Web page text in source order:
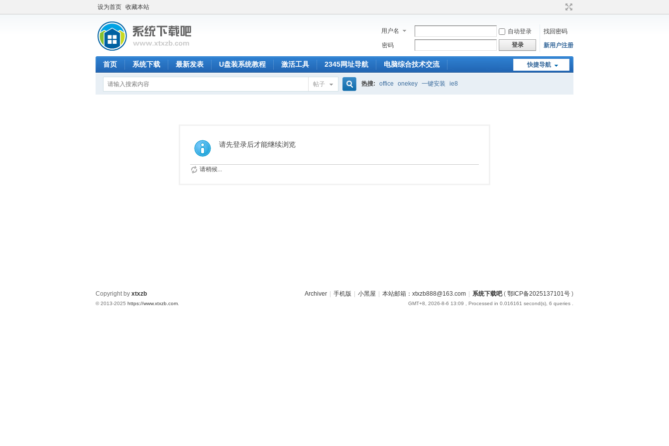
设为首页 收藏本站
用户名 自动登录
找回密码
密码
登录 新用户注册
快捷导航
首页 系统下载 最新发表 U盘装系统教程 激活工具 2345网址导航 电脑综合技术交流
帖子 热搜: office onekey 一键安装 ie8
请先登录后才能继续浏览
请稍候...
Archiver 手机版 小黑屋 本站邮箱：xtxzb888@163.com 系统下载吧( 鄂ICP备2025137101号 )
GMT+8, 2026-8-6 13:09 , Processed in 0.016161 second(s), 6 queries .
Copyright by xtxzb
© 2013-2025 https://www.xtxzb.com